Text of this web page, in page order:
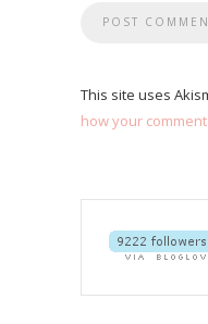
This site uses
how your